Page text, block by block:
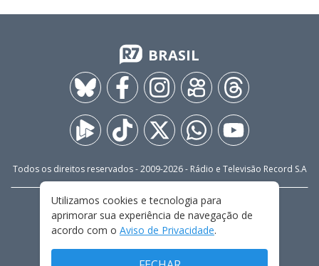
BRASIL
Todos os direitos reservados - 2009-2026- Rádio e Televisão Record S.A
FALE CONOSCO
PRIVACIDADE
TERMOS E CONDIÇÕES DE USO
Utilizamos cookies e tecnologia para
aprimorar sua experiência de navegação de
acordo com o Aviso de Privacidade.